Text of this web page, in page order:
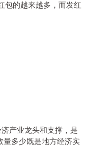
包的越来越多，而发红
产业龙头和支撑，是
量多少既是地方经济实